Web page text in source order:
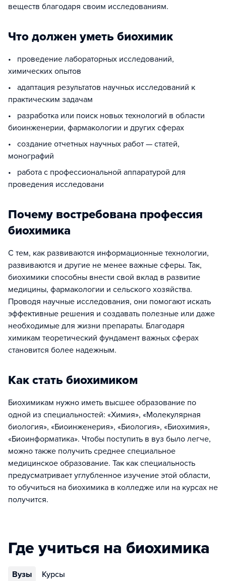
веществ благодаря своим исследованиям.
Что должен уметь биохимик
• проведение лабораторных исследований,
химических опытов
• адаптация результатов научных исследований к
практическим задачам
• разработка или поиск новых технологий в области
биоинженерии, фармакологии и других сферах
• создание отчетных научных работ — статей,
монографий
• работа с профессиональной аппаратурой для
проведения исследовани
Почему востребована профессия
биохимика
С тем, как развиваются информационные технологии,
развиваются и другие не менее важные сферы. Так,
биохимики способны внести свой вклад в развитие
медицины, фармакологии и сельского хозяйства.
Проводя научные исследования, они помогают искать
эффективные решения и создавать полезные или даже
необходимые для жизни препараты. Благодаря
химикам теоретический фундамент важных сферах
становится более надежным.
Как стать биохимиком
Биохимикам нужно иметь высшее образование по
одной из специальностей: «Химия», «Молекулярная
биология», «Биоинженерия», «Биология», «Биохимия»,
«Биоинформатика». Чтобы поступить в вуз было легче,
можно также получить среднее специальное
медицинское образование. Так как специальность
предусматривает углубленное изучение этой области,
то обучиться на биохимика в колледже или на курсах не
получится.
Где учиться на биохимика
Вузы Курсы